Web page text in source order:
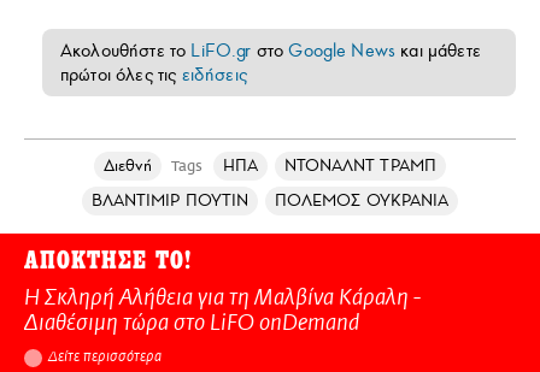
Ακολουθήστε το LiFO.gr στοGoogle News και μάθετε
πρώτοι όλες τις ειδήσεις
Διεθνή Tags ΗΠΑ
ΝΤΟΝΑΛΝΤ ΤΡΑΜΠ
ΒΛΑΝΤΙΜΙΡ ΠΟΥΤΙΝ
ΠΟΛΕΜΟΣ ΟΥΚΡΑΝΙΑ
ΑΠΟΚΤΗΣΕ ΤΟ!
Η Σκληρή Αλήθεια για τη Μαλβίνα Κάραλη -
Διαθέσιμη τώρα στo LiFO onDemand
Δείτε περισσότερα